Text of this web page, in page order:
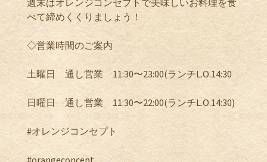
べて締めくくりましょう！
◇営業時間のご案内
土曜日 通し営業 11:30〜23:00(ランチL.O.14:30
日曜日 通し営業 11:30〜22:00(ランチL.O.14:30)
#オレンジコンセプト
#orangeconcept